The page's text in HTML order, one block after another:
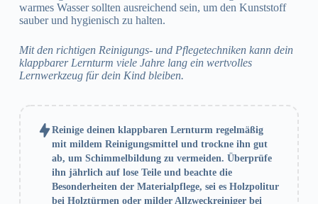
warmes Wasser sollten ausreichend sein, um den Kunststoff
sauber und hygienisch zu halten.
Mit den richtigen Reinigungs- und Pflegetechniken kann dein
klappbarer Lernturm viele Jahre lang ein wertvolles
Lernwerkzeug für dein Kind bleiben.
Reinige deinen klappbaren Lernturm regelmäßig
mit mildem Reinigungsmittel und trockne ihn gut
ab, um Schimmelbildung zu vermeiden. Überprüfe
ihn jährlich auf lose Teile und beachte die
Besonderheiten der Materialpflege, sei es Holzpolitur
bei Holztürmen oder milder Allzweckreiniger bei